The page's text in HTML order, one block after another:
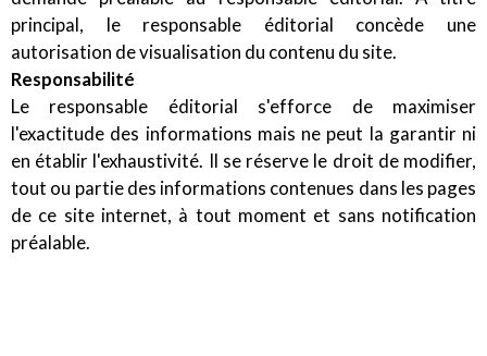
principal, le responsable éditorial concède une
autorisation de visualisation du contenu du site.
Responsabilité
Le responsable éditorial s'efforce de maximiser
l'exactitude des informations mais ne peut la garantir ni
en établir l'exhaustivité. Il se réserve le droit de modifier,
tout ou partie des informations contenues dans les pages
de ce site internet, à tout moment et sans notification
préalable.